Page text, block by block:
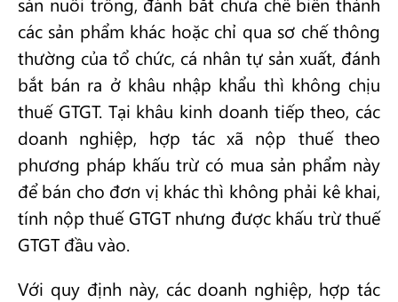
các sản phẩm khác hoặc chỉ qua sơ chế thông
thường của tổ chức, cá nhân tự sản xuất, đánh
bắt bán ra ở khâu nhập khẩu thì không chịu
thuế GTGT. Tại khâu kinh doanh tiếp theo, các
doanh nghiệp, hợp tác xã nộp thuế theo
phương pháp khấu trừ có mua sản phẩm này
để bán cho đơn vị khác thì không phải kê khai,
tính nộp thuế GTGT nhưng được khấu trừ thuế
GTGT đầu vào.
Với quy định này, các doanh nghiệp, hợp tác